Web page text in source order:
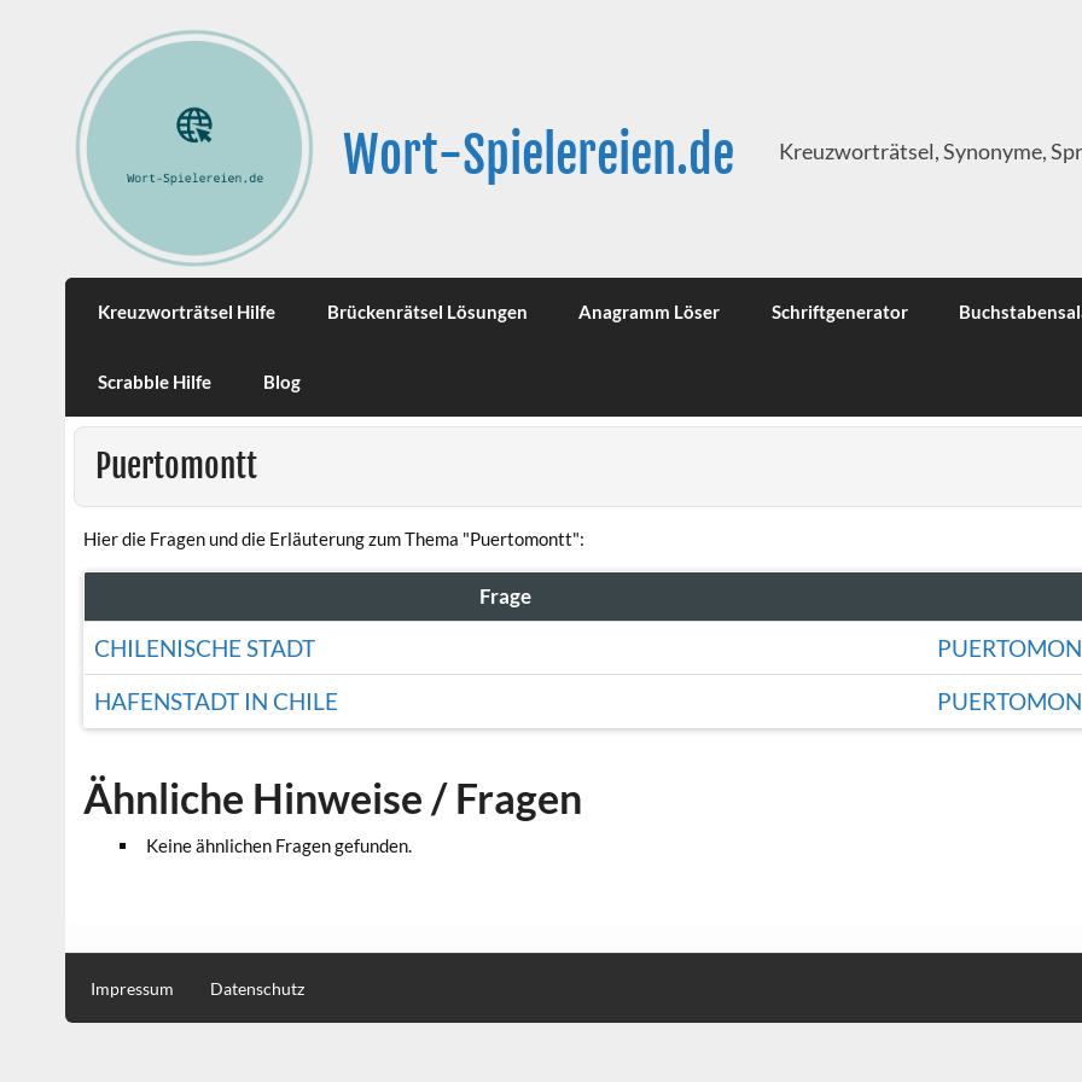
Wort-Spielereien.de Kreuzworträtsel, Synonyme,
Kreuzworträtsel Hilfe Brückenrätsel Lösungen Anagramm Löser Schriftgenerator
Scrabble Hilfe Blog
Puertomontt
Hier die Fragen und die Erläuterung zum Thema "Puertomontt":
Frage
CHILENISCHE STADT
HAFENSTADT IN CHILE
Ähnliche Hinweise / Fragen
Keine ähnlichen Fragen gefunden.
Impressum Datenschutz